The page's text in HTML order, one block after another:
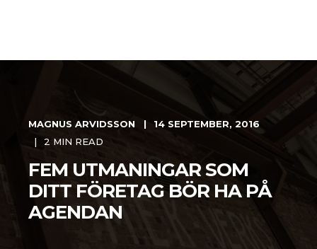
MAGNUS ARVIDSSON
14 SEPTEMBER, 2016
2 MIN READ
FEM UTMANINGAR SOM
DITT FÖRETAG BÖR HA PÅ
AGENDAN